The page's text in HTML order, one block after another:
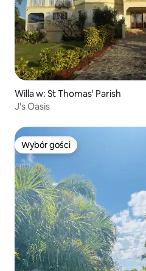
Willa w: St Thomas' Parish
J's Oasis
Wybór gości
Wybór gości